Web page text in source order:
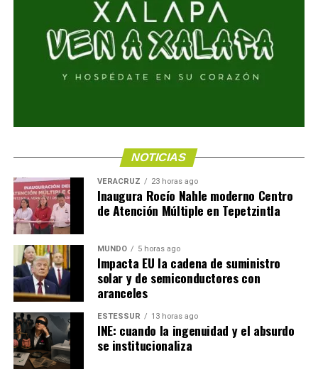
NOTICIAS
VERACRUZ 23 horas ago
Inaugura Rocío Nahle moderno Centro
de Atención Múltiple en Tepetzintla
MUNDO 5 horas ago
Impacta EU la cadena de suministro
solar y de semiconductores con
aranceles
ESTESSUR 13 horas ago
INE: cuando la ingenuidad y el absurdo
se institucionaliza